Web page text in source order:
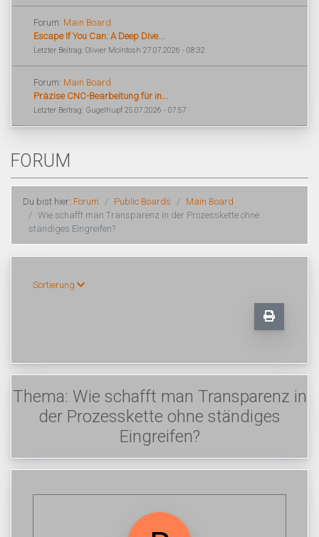
Forum: Main Board
Escape If You Can: A Deep Dive...
Letzter Beitrag: Olivier McIntosh 27.07.2026 - 08:32
Forum: Main Board
Präzise CNC-Bearbeitung für in...
Letzter Beitrag: Gugelhupf 25.07.2026 - 07:57
FORUM
Du bist hier: Forum Public Boards
Main Board
Wie schafft man Transparenz in der Prozesskette ohne
ständiges Eingreifen?
Sortierung
Thema: Wie schafft man Transparenz in
der Prozesskette ohne ständiges
Eingreifen?